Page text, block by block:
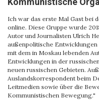
Ich war das erste Mal Gast bei
online. Diese Gruppe wurde
Autor und Journalisten Ulrich
außenpolitische Entwicklungen
mit dem in Moskau lebenden
Entwicklungen in der
neuen russischen Gebieten.
Auslandskorrespondent beim
Leitmedien sowie über die
Kommunistischen Bewegung."